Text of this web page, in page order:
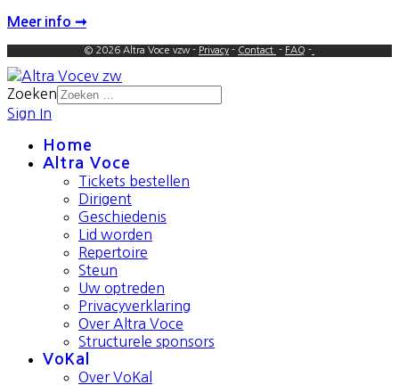
Meer info ➞
© 2026 Altra Voce vzw - Privacy - Contact - FAQ -
Zoeken
Sign In
Home
Altra Voce
Tickets bestellen
Dirigent
Geschiedenis
Lid worden
Repertoire
Steun
Uw optreden
Privacyverklaring
Over Altra Voce
Structurele sponsors
VoKal
Over VoKal